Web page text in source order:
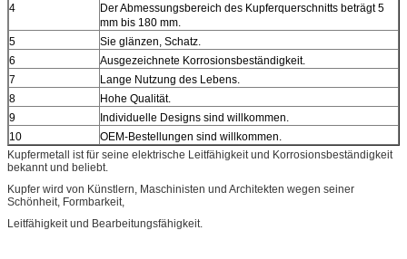
4
Der Abmessungsbereich des Kupferquerschnitts beträgt 5
mm bis 180 mm.
5
Sie glänzen, Schatz.
6
Ausgezeichnete Korrosionsbeständigkeit.
7
Lange Nutzung des Lebens.
8
Hohe Qualität.
9
Individuelle Designs sind willkommen.
10
OEM-Bestellungen sind willkommen.
Kupfermetall ist für seine elektrische Leitfähigkeit und Korrosionsbeständigkeit
bekannt und beliebt.
Kupfer wird von Künstlern, Maschinisten und Architekten wegen seiner
Schönheit, Formbarkeit,
Leitfähigkeit und Bearbeitungsfähigkeit.